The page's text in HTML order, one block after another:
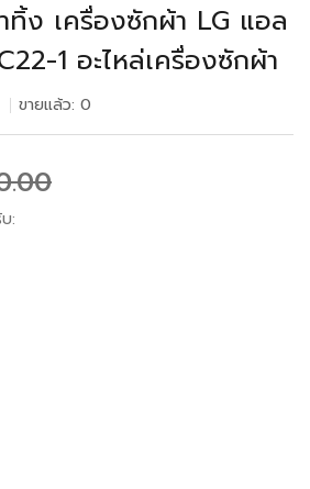
ทิ้ง เครื่องซักผ้า LG แอล
1 อะไหล่เครื่องซักผ้า
ขายแล้ว: 0
: